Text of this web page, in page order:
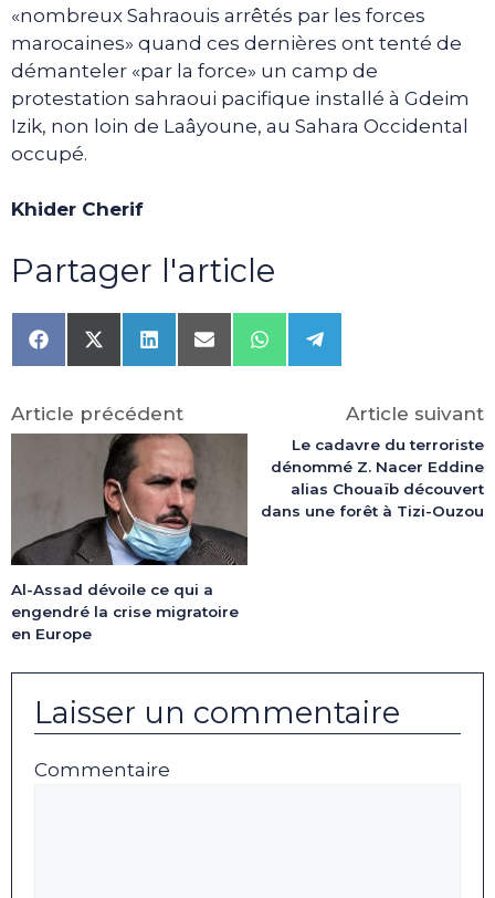
«nombreux Sahraouis arrêtés par les forces
marocaines» quand ces dernières ont tenté de
démanteler «par la force» un camp de
protestation sahraoui pacifique installé à Gdeim
Izik, non loin de Laâyoune, au Sahara Occidental
occupé.
Khider Cherif
Partager l'article
Share
on
Share
on
(Twitter)
Share
on
Share
on
Share
on
Share
on
Article précédent
Al-Assad dévoile ce qui a
engendré la crise migratoire
en Europe
Article suivant
Le cadavre du terroriste
dénommé Z. Nacer Eddine
alias Chouaïb découvert
dans une forêt à Tizi-Ouzou
Laisser un commentaire
Commentaire